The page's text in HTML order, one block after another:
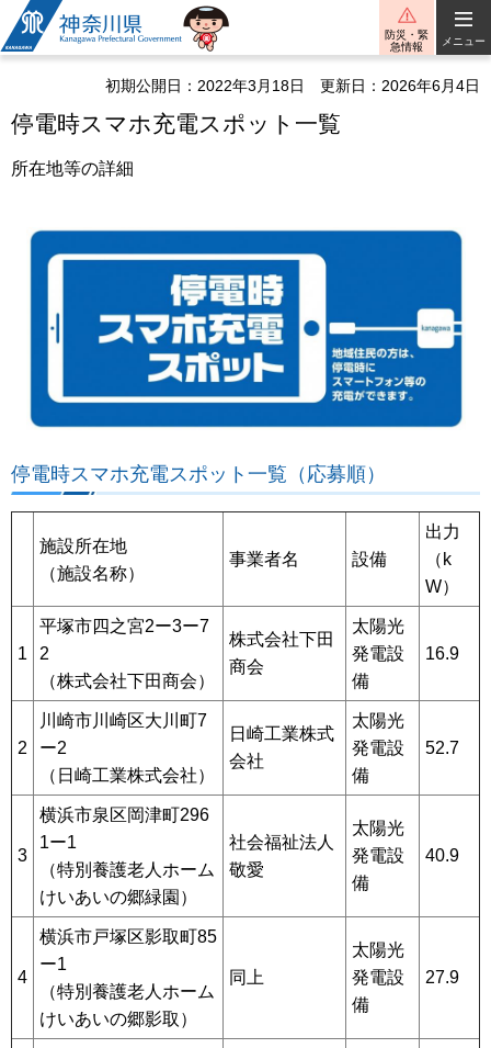
神奈川県
防災・緊
急情報
メニュー
初期公開日：2022年3月18日 更新日：2026年6月4日
停電時スマホ充電スポット一覧
所在地等の詳細
停電時スマホ充電スポット一覧（応募順）
施設所在地
（施設名称）
事業者名 設備
出力
（k
W）
1
平塚市四之宮2ー3ー7
2
（株式会社下田商会）
株式会社下田
商会
太陽光
発電設
備
16.9
2
川崎市川崎区大川町7
ー2
（日崎工業株式会社）
日崎工業株式
会社
太陽光
発電設
備
52.7
3
横浜市泉区岡津町296
1ー1
（特別養護老人ホーム
けいあいの郷緑園）
社会福祉法人
敬愛
太陽光
発電設
備
40.9
4
横浜市戸塚区影取町85
ー1
（特別養護老人ホーム
けいあいの郷影取）
同上
太陽光
発電設
備
27.9